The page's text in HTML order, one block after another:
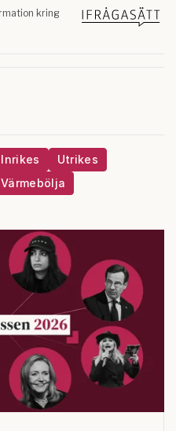
Inrikes
Utrikes
Värmebölja